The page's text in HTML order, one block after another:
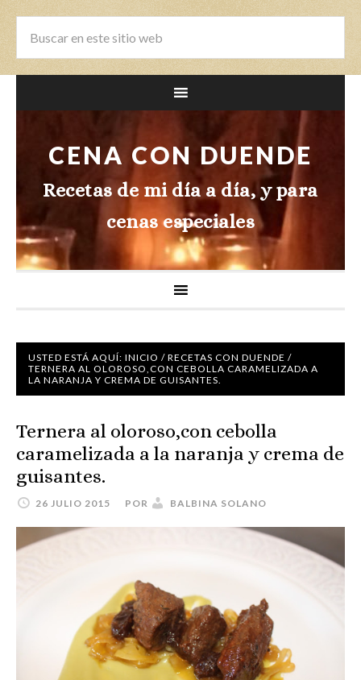
CENA CON DUENDE
Recetas de mi día a día, y para
cenas especiales
USTED ESTÁ AQUÍ: INICIO / RECETAS CON DUENDE /
TERNERA AL OLOROSO,CON CEBOLLA CARAMELIZADA A
LA NARANJA Y CREMA DE GUISANTES.
Ternera al oloroso,con cebolla
caramelizada a la naranja y crema de
guisantes.
26 JULIO 2015 POR BALBINA SOLANO